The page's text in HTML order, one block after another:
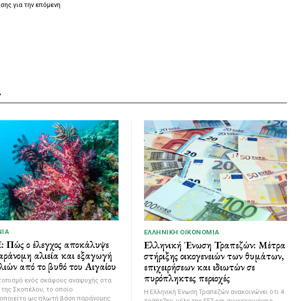
για την επόμενη
ο έλεγχος αποκάλυψε
αλιεία και εξαγωγή
από το βυθό του Αιγαίου
ενός σκάφους αναψυχής στα
της Σκοπέλου, το οποίο
ως πλωτή βάση παράνομης
ΕΛΛΗΝΙΚΉ ΟΙΚΟΝΟΜΊΑ
Ελληνική Ένωση Τραπεζών: Μέτρα
στήριξης οικογενειών των θυμάτων,
επιχειρήσεων και ιδιωτών σε
πυρόπληκτες περιοχές
Η Ελληνική Ένωση Τραπεζών ανακοινώνει ότι 4